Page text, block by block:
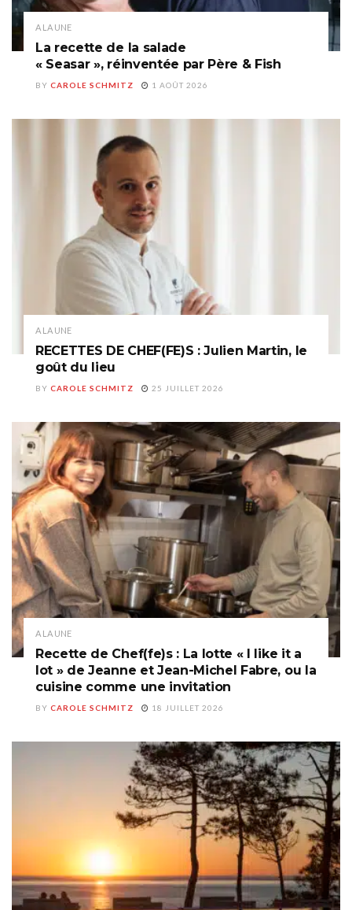
A LA UNE
La recette de la salade
« Seasar », réinventée par Père & Fish
BY CAROLE SCHMITZ 1 AOÛT 2026
A LA UNE
RECETTES DE CHEF(FE)S : Julien Martin, le
goût du lieu
BY CAROLE SCHMITZ 25 JUILLET 2026
A LA UNE
Recette de Chef(fe)s : La lotte « I like it a
lot » de Jeanne et Jean-Michel Fabre, ou la
cuisine comme une invitation
BY CAROLE SCHMITZ 18 JUILLET 2026